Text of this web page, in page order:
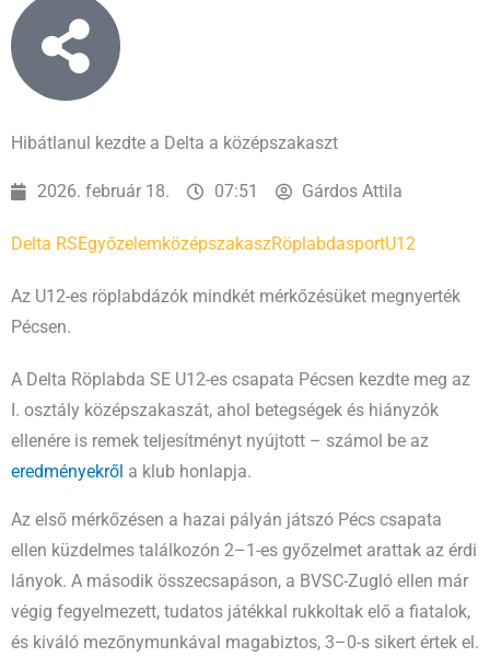
Hibátlanul kezdte a Delta a középszakaszt
2026. február 18. 07:51 Gárdos Attila
Delta RSEgyőzelemközépszakaszRöplabdasportU12
Az U12-es röplabdázók mindkét mérkőzésüket megnyerték
Pécsen.
A Delta Röplabda SE U12-es csapata Pécsen kezdte meg az
I. osztály középszakaszát, ahol betegségek és hiányzók
ellenére is remek teljesítményt nyújtott – számol be az
eredményekről a klub honlapja.
Az első mérkőzésen a hazai pályán játszó Pécs csapata
ellen küzdelmes találkozón 2–1-es győzelmet arattak az érdi
lányok. A második összecsapáson, a BVSC-Zugló ellen már
végig fegyelmezett, tudatos játékkal rukkoltak elő a fiatalok,
és kiváló mezőnymunkával magabiztos, 3–0-s sikert értek el.